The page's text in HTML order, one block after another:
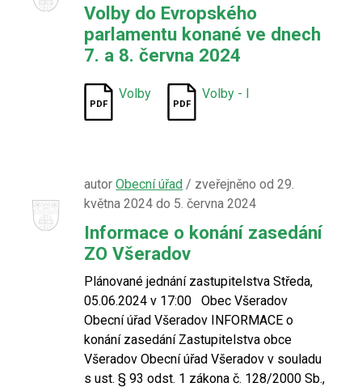
Volby do Evropského
parlamentu konané ve dnech
7. a 8. června 2024
Volby Volby - I
autorObecní úřad / zveřejněno od 29.
května 2024 do 5. června 2024
Informace o konání zasedání
ZO Všeradov
Plánované jednání zastupitelstva Středa,
05.06.2024 v 17:00 Obec Všeradov
Obecní úřad Všeradov INFORMACE o
konání zasedání Zastupitelstva obce
Všeradov Obecní úřad Všeradov v souladu
s ust. § 93 odst. 1 zákona č. 128/2000 Sb.,